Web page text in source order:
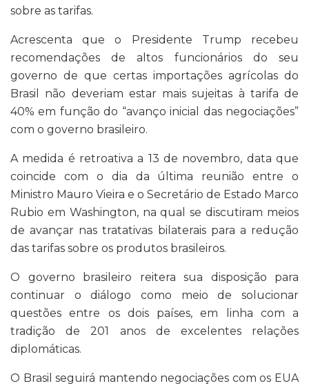
sobre as tarifas.
Acrescenta que o Presidente Trump recebeu
recomendações de altos funcionários do seu
governo de que certas importações agrícolas do
Brasil não deveriam estar mais sujeitas à tarifa de
40% em função do “avanço inicial das negociações”
com o governo brasileiro.
A medida é retroativa a 13 de novembro, data que
coincide com o dia da última reunião entre o
Ministro Mauro Vieira e o Secretário de Estado Marco
Rubio em Washington, na qual se discutiram meios
de avançar nas tratativas bilaterais para a redução
das tarifas sobre os produtos brasileiros.
O governo brasileiro reitera sua disposição para
continuar o diálogo como meio de solucionar
questões entre os dois países, em linha com a
tradição de 201 anos de excelentes relações
diplomáticas.
O Brasil seguirá mantendo negociações com os EUA